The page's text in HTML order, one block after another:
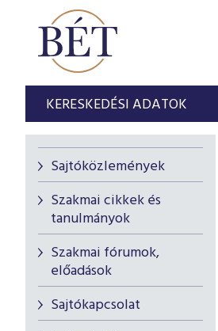
KERESKEDÉSI ADATOK
Sajtóközlemények
Szakmai cikkek és
tanulmányok
Szakmai fórumok,
előadások
Sajtókapcsolat